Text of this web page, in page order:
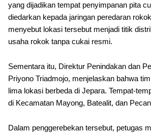
yang dijadikan tempat penyimpanan pita
diedarkan kepada jaringan peredaran
menyebut lokasi tersebut menjadi titik
usaha rokok tanpa cukai resmi.
Sementara itu, Direktur Penindakan dan
Priyono Triadmojo, menjelaskan bahwa
lima lokasi berbeda di Jepara. Tempat-
di Kecamatan Mayong, Batealit, dan
Dalam penggerebekan tersebut, petugas